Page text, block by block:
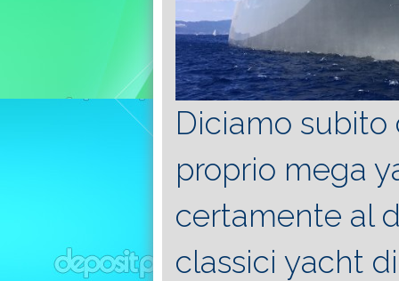
Diciamo subito
proprio mega
certamente al
classici yacht